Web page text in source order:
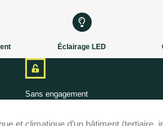
Éclairage LED
Sans engagement
et climatique d’un bâtiment